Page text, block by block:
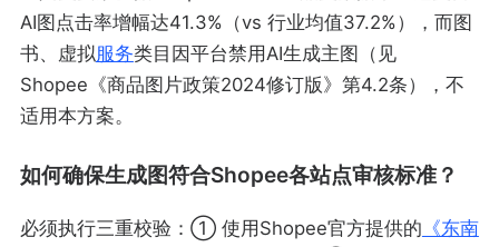
AI图点击率增幅达41.3%（vs 行业均值37.2%），而图
书、虚拟服务类目因平台禁用AI生成主图（见
Shopee《商品图片政策2024修订版》第4.2条），不
适用本方案。
如何确保生成图符合Shopee各站点审核标准？
必须执行三重校验：① 使用Shopee官方提供的 《东南